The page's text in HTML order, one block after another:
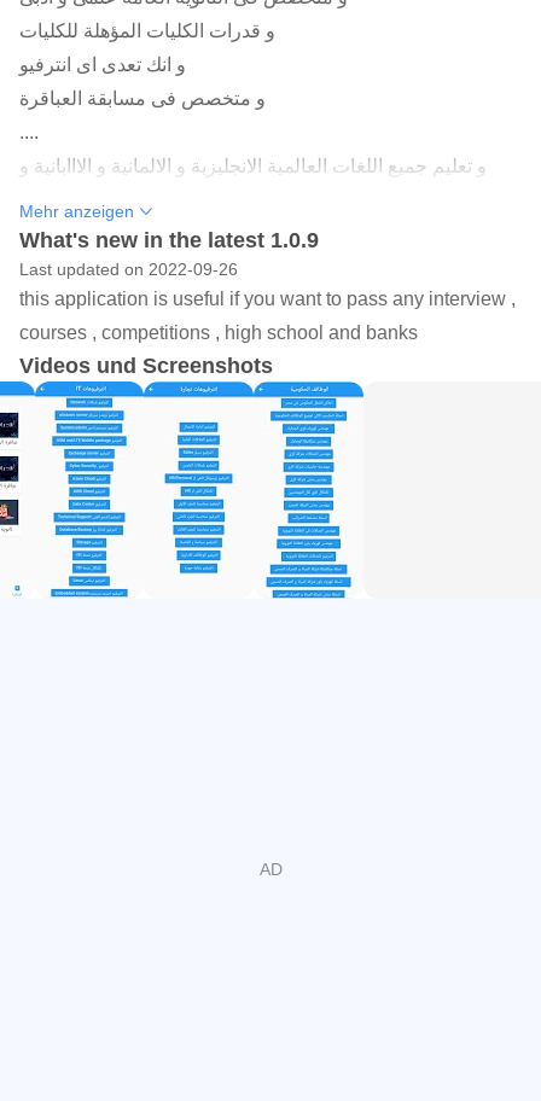
و قدرات الكليات المؤهلة للكليات
و انك تعدى اى انترفيو
و متخصص فى مسابقة العباقرة
....
و تعليم جميع اللغات العالمية الانجليزية و الالمانية و الااابانية و
و امتحانات البنوك بجميع انواعها البرسونال و التكنكال
و جميع انترفيوهات تكنولوجيا المعلومات من الشبكات و
السيكيورتى
اurig
اurig
اurig
Mehr anzeigen
What's new in the latest 1.0.9
Last updated on 2022-09-26
this application is useful if you want to pass any interview ,
courses , competitions , high school and banks
Videos und Screenshots